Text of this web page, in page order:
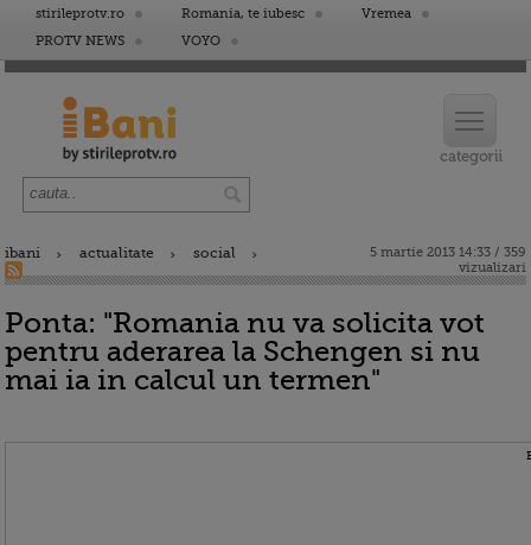
stirileprotv.ro Romania, te iubesc
Vremea
PROTV NEWS
VOYO
ibani actualitate social
5 martie 2013 14:33 / 359
vizualizari
Ponta: "Romania nu va solicita vot
pentru aderarea la Schengen si nu
mai ia in calcul un termen"